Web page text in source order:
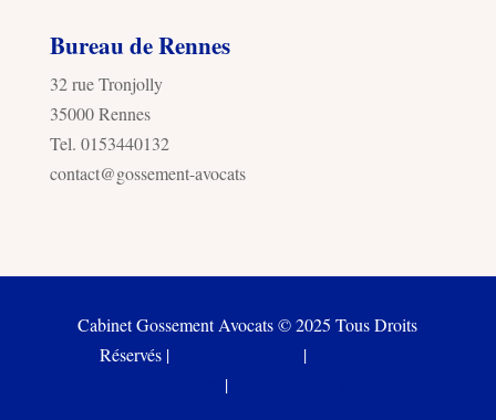
Bureau de Rennes
32 rue Tronjolly
35000 Rennes
Tel. 0153440132
contact@gossement-avocats
Cabinet Gossement Avocats © 2025 Tous Droits
Réservés |
|
|